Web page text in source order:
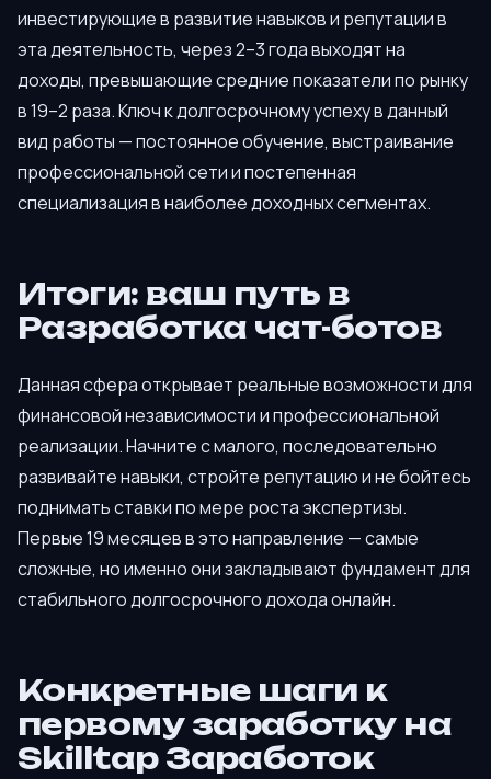
инвестирующие в развитие навыков и репутации в
эта деятельность, через 2–3 года выходят на
доходы, превышающие средние показатели по рынку
в 19–2 раза. Ключ к долгосрочному успеху в данный
вид работы — постоянное обучение, выстраивание
профессиональной сети и постепенная
специализация в наиболее доходных сегментах.
Итоги: ваш путь в
Разработка чат-ботов
Данная сфера открывает реальные возможности для
финансовой независимости и профессиональной
реализации. Начните с малого, последовательно
развивайте навыки, стройте репутацию и не бойтесь
поднимать ставки по мере роста экспертизы.
Первые 19 месяцев в это направление — самые
сложные, но именно они закладывают фундамент для
стабильного долгосрочного дохода онлайн.
Конкретные шаги к
первому заработку на
Skilltap Заработок